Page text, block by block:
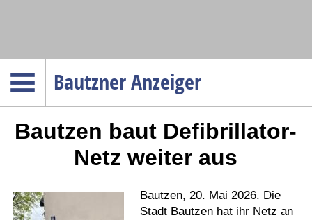
Bautzner Anzeiger
Menüpunkte
Politik
Gesellschaft
Wirtschaft
Service
Bautzen baut Defibrillator-
Netz weiter aus
Bautzen, 20. Mai 2026. Die
Stadt Bautzen hat ihr Netz an